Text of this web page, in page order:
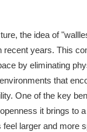
the idea of
recent years. This
by eliminating
that
One of the key
it brings to
larger and more